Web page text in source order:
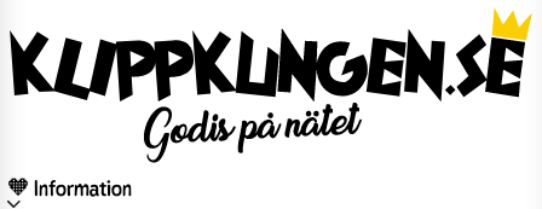
🧡 Information